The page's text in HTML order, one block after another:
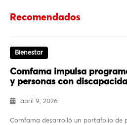
Recomendados
Bienestar
Comfama impulsa
y personas con
abril 9, 2026
Comfama desarrolló un portafolio de